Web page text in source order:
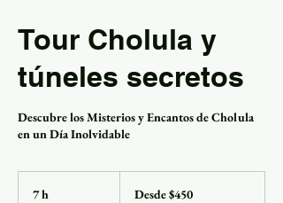
Tour Cholula y
túneles secretos
Descubre los Misterios y Encantos de Cholula
en un Día Inolvidable
7 h
pesosDesde $450